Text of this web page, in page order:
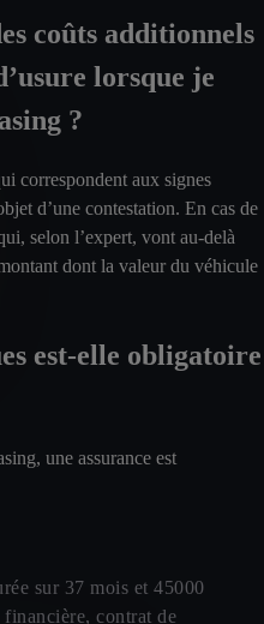
coûts additionnels
lorsque je
?
correspondent aux signes
d’une contestation. En cas de
selon l’expert, vont au-delà
dont la valeur du véhicule
est-elle obligatoire
une assurance est
sur 37 mois et 45000
contrat de